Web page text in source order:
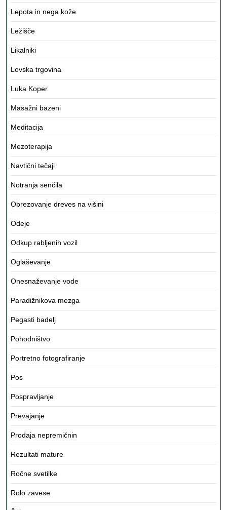
Lepota in nega kože
Ležišče
Likalniki
Lovska trgovina
Luka Koper
Masažni bazeni
Meditacija
Mezoterapija
Navtični tečaji
Notranja senčila
Obrezovanje dreves na višini
Odeje
Odkup rabljenih vozil
Oglaševanje
Onesnaževanje vode
Paradižnikova mezga
Pegasti badelj
Pohodništvo
Portretno fotografiranje
Pos
Pospravljanje
Prevajanje
Prodaja nepremičnin
Rezultati mature
Ročne svetilke
Rolo zavese